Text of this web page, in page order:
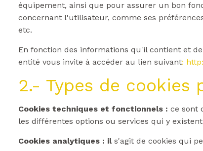
équipement, ainsi que pour assurer un bon
concernant l'utilisateur, comme ses
etc.
En fonction des informations qu'il contient et
entité vous invite à accéder au lien suivant:
2.- Types de cookies
Cookies techniques et fonctionnels : ce sont
les différentes options ou services qui y
Cookies analytiques : ils'agit de cookies qui